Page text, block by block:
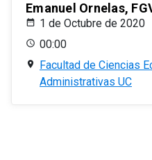
Emanuel Ornelas,
1 de Octubre de 2020
00:00
Facultad de Ciencias
Administrativas UC